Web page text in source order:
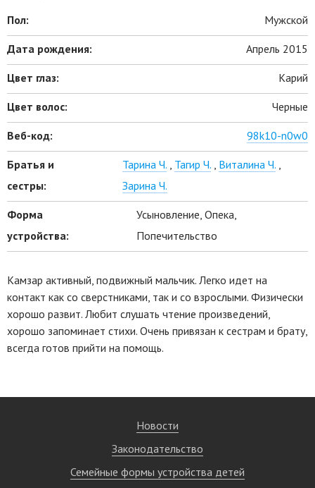
Пол: Мужской
Дата рождения: Апрель 2015
Цвет глаз: Карий
Цвет волос: Черные
Веб-код: 98k10-n0w0
Братья и
сестры:
Тарина Ч. , Тагир Ч. , Виталина Ч. ,
Зарина Ч.
Форма
устройства:
Усыновление, Опека,
Попечительство
Камзар активный, подвижный мальчик. Легко идет на
контакт как со сверстниками, так и со взрослыми. Физически
хорошо развит. Любит слушать чтение произведений,
хорошо запоминает стихи. Очень привязан к сестрам и брату,
всегда готов прийти на помощь.
Новости
Законодательство
Семейные формы устройства детей